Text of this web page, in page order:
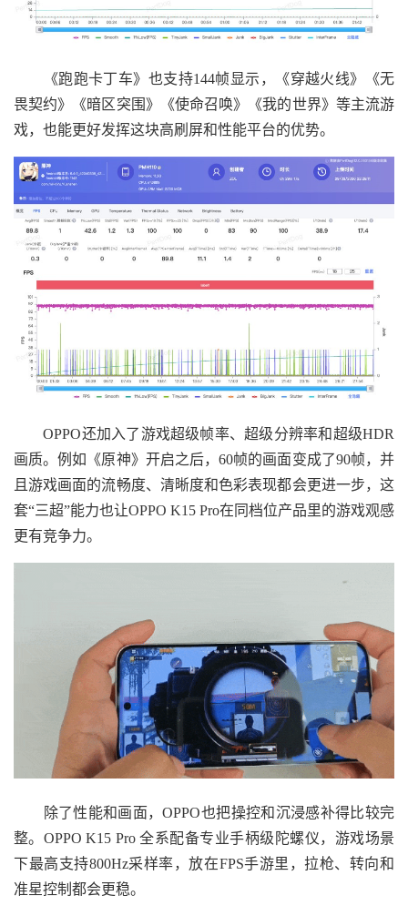
《跑跑卡丁车》也支持144帧显示，《穿越火线》《无
畏契约》《暗区突围》《使命召唤》《我的世界》等主流游
戏，也能更好发挥这块高刷屏和性能平台的优势。
OPPO还加入了游戏超级帧率、超级分辨率和超级HDR
画质。例如《原神》开启之后，60帧的画面变成了90帧，并
且游戏画面的流畅度、清晰度和色彩表现都会更进一步，这
套“三超”能力也让OPPO K15 Pro在同档位产品里的游戏观感
更有竞争力。
除了性能和画面，OPPO也把操控和沉浸感补得比较完
整。OPPO K15 Pro 全系配备专业手柄级陀螺仪，游戏场景
下最高支持800Hz采样率，放在FPS手游里，拉枪、转向和
准星控制都会更稳。